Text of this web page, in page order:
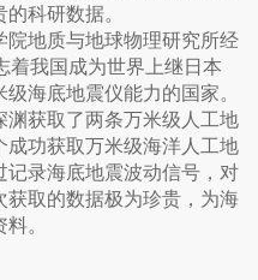
科研数据。
地质与地球物理研究所经
着我国成为世界上继日本
海底地震仪能力的国家。
获取了两条万米级人工地
成功获取万米级海洋人工地
记录海底地震波动信号，对
取的数据极为珍贵，为海
。